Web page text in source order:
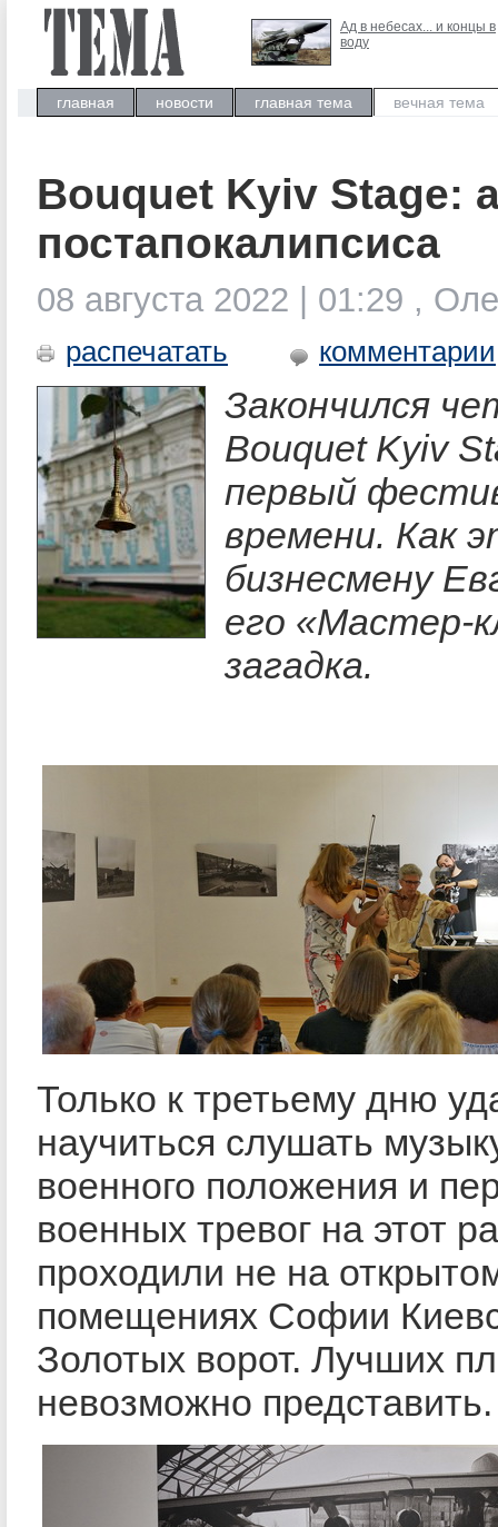
Ад в небесах... и концы в
воду
главная новости главная тема вечная тема
Bouquet Kyiv Stage:
постапокалипсиса
08 августа 2022 | 01:29 ,
распечатать комментарии
Закончился
Bouquet Kyiv
первый
времени. Как
бизнесмену
его «Мастер-
загадка.
Только к третьему дню
научиться слушать
военного положения и
военных тревог на этот
проходили не на
помещениях Софии
Золотых ворот. Лучших
невозможно представить.